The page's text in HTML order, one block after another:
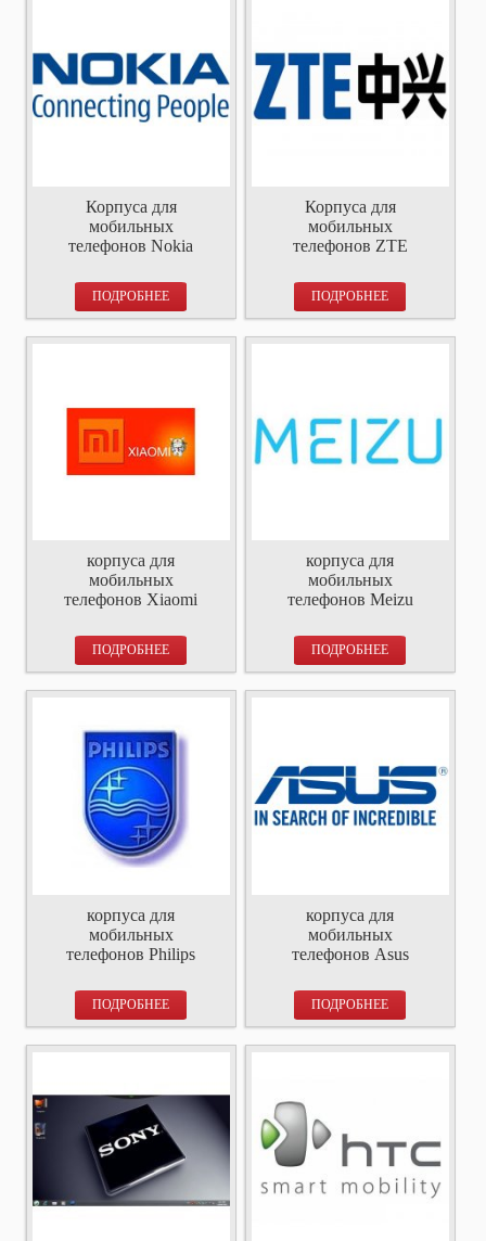
Корпуса для
мобильных
телефонов Nokia
ПОДРОБНЕЕ
Корпуса для
мобильных
телефонов ZTE
ПОДРОБНЕЕ
корпуса для
мобильных
телефонов Xiaomi
ПОДРОБНЕЕ
корпуса для
мобильных
телефонов Meizu
ПОДРОБНЕЕ
корпуса для
мобильных
телефонов Philips
ПОДРОБНЕЕ
корпуса для
мобильных
телефонов Asus
ПОДРОБНЕЕ